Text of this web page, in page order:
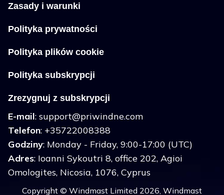
Zasady i warunki
Polityka prywatności
Polityka plików cookie
Polityka subskrypcji
Zrezygnuj z subskrypcji
E-mail: support@priwindne.com
Telefon: +35722008388
Godziny: Monday - Friday, 9:00-17:00 (UTC)
Adres: Ioanni Sykoutri 8, office 202, Agioi
Omologites, Nicosia, 1076, Cyprus
Copyright © Windmast Limited 2026, Windmast